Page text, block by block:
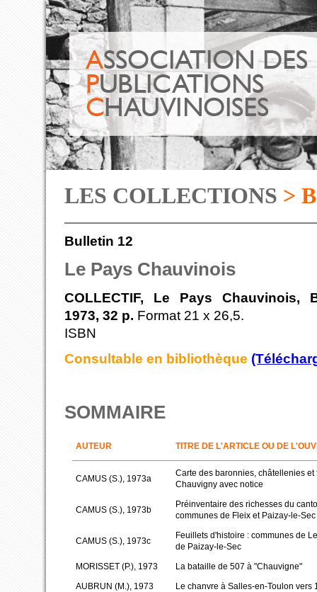
LES COLLECTIONS >
Bulletin 12
Le Pays Chauvinois
COLLECTIF, Le Pays Chauvinois,
1973, 32 p. Format 21 x 26,5.
ISBN
Consultable en bibliothèque
SOMMAIRE
AUTEUR TITRE DE L'ARTICLE OU DE
CAMUS (S.), 1973a
Carte des baronnies, châtellenies
Chauvigny avec notice
CAMUS (S.), 1973b
Préinventaire des richesses du
communes de Fleix et Paizay-le-Sec
CAMUS (S.), 1973c
Feuillets d'histoire : communes de
de Paizay-le-Sec
MORISSET (P.), 1973
La bataille de 507 à "Chauvigne"
AUBRUN (M.), 1973
Le chanvre à Salles-en-Toulon vers